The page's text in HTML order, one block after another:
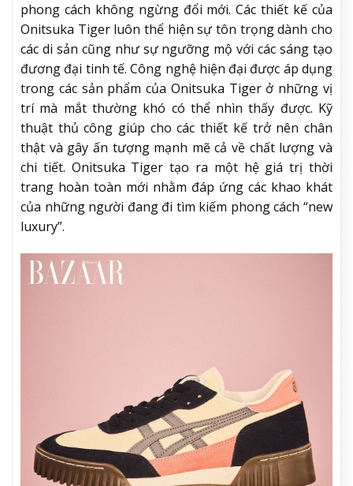
phong cách không ngừng đổi mới. Các thiết kế của
Onitsuka Tiger luôn thể hiện sự tôn trọng dành cho
các di sản cũng như sự ngưỡng mộ với các sáng tạo
đương đại tinh tế. Công nghệ hiện đại được áp dụng
trong các sản phẩm của Onitsuka Tiger ở những vị
trí mà mắt thường khó có thể nhìn thấy được. Kỹ
thuật thủ công giúp cho các thiết kế trở nên chân
thật và gây ấn tượng mạnh mẽ cả về chất lượng và
chi tiết. Onitsuka Tiger tạo ra một hệ giá trị thời
trang hoàn toàn mới nhằm đáp ứng các khao khát
của những người đang đi tìm kiếm phong cách “new
luxury”.